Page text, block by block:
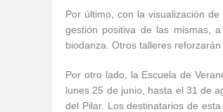
Por último, con la visualización
gestión positiva de las mismas,
biodanza. Otros talleres
Por otro lado, la Escuela de
lunes 25 de junio, hasta el 31 de
del Pilar. Los destinatarios de